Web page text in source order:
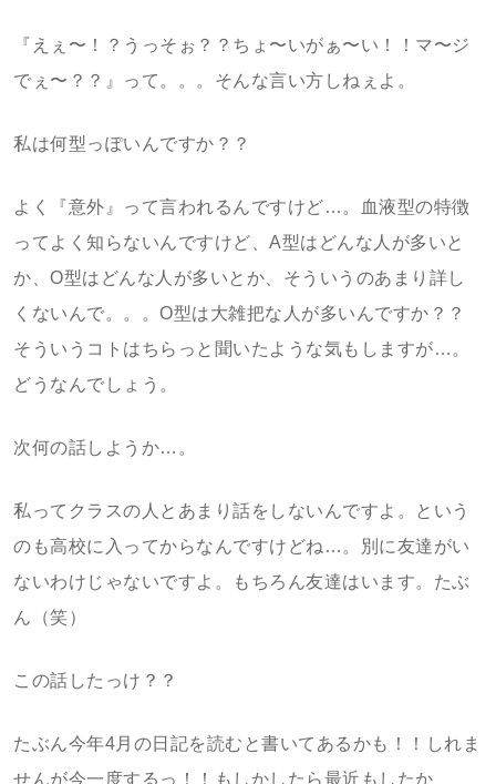
『えぇ〜！？うっそぉ？？ちょ〜いがぁ〜い！！マ〜ジ
でぇ〜？？』って。。。そんな言い方しねぇよ。
私は何型っぽいんですか？？
よく『意外』って言われるんですけど…。血液型の特徴
ってよく知らないんですけど、A型はどんな人が多いと
か、O型はどんな人が多いとか、そういうのあまり詳し
くないんで。。。O型は大雑把な人が多いんですか？？
そういうコトはちらっと聞いたような気もしますが…。
どうなんでしょう。
次何の話しようか…。
私ってクラスの人とあまり話をしないんですよ。という
のも高校に入ってからなんですけどね…。別に友達がい
ないわけじゃないですよ。もちろん友達はいます。たぶ
ん（笑）
この話したっけ？？
たぶん今年4月の日記を読むと書いてあるかも！！しれま
せんが今一度するっ！！もしかしたら最近もしたか